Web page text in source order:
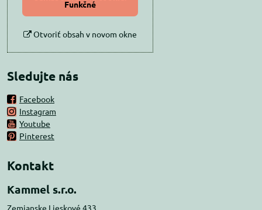
Funkčné
Otvoriť obsah v novom okne
Sledujte nás
Facebook
Instagram
Youtube
Pinterest
Kontakt
Kammel s.r.o.
Zemianske Lieskové 433